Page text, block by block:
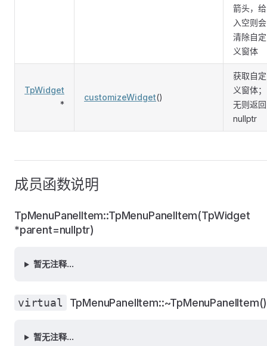
箭头，给
入空则会
清除自定
义窗体
TpWidget
*
customizeWidget()
获取自定
义窗体；
无则返回
nullptr
成员函数说明
TpMenuPanelItem::TpMenuPanelItem(TpWidget
*parent=nullptr)
暂无注释...
virtual TpMenuPanelItem::~TpMenuPanelItem()
暂无注释...